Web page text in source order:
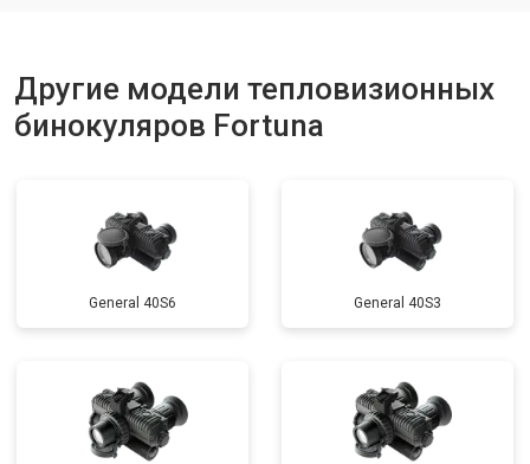
Другие модели тепловизионных
бинокуляров Fortuna
General 40S6 General 40S3